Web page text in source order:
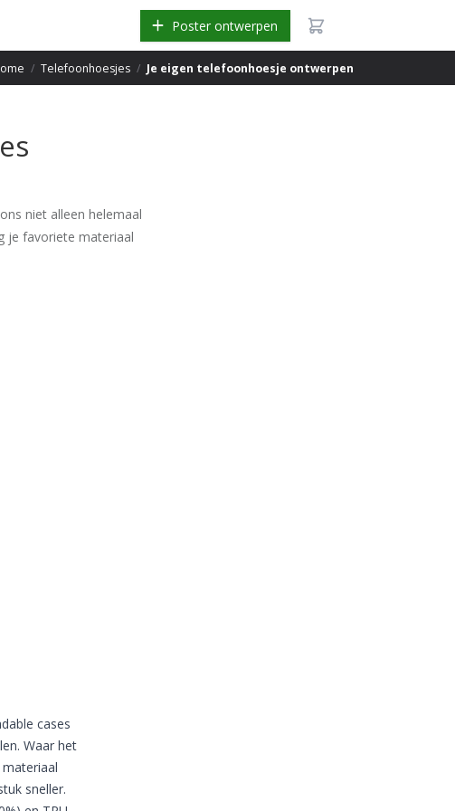
Poster ontwerpen
/ Telefoonhoesjes / Je eigen telefoonhoesje ontwerpen
niet alleen helemaal
je favoriete materiaal
cases
Waar het
sneller.